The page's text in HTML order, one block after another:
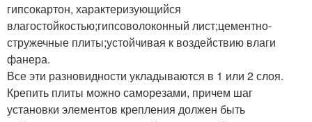
гипсокартон, характеризующийся
влагостойкостью;гипсоволоконный лист;цементно-
стружечные плиты;устойчивая к воздействию влаги
фанера.
Все эти разновидности укладываются в 1 или 2 слоя.
Крепить плиты можно саморезами, причем шаг
установки элементов крепления должен быть